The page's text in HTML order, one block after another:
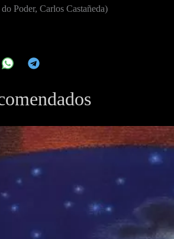
Poder, Carlos Castañeda)